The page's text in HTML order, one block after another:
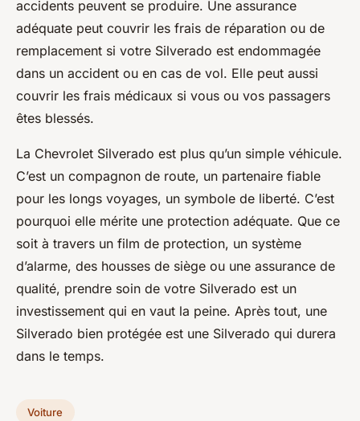
accidents peuvent se produire. Une assurance
adéquate peut couvrir les frais de réparation ou de
remplacement si votre Silverado est endommagée
dans un accident ou en cas de vol. Elle peut aussi
couvrir les frais médicaux si vous ou vos passagers
êtes blessés.
La Chevrolet Silverado est plus qu’un simple véhicule.
C’est un compagnon de route, un partenaire fiable
pour les longs voyages, un symbole de liberté. C’est
pourquoi elle mérite une protection adéquate. Que ce
soit à travers un film de protection, un système
d’alarme, des housses de siège ou une assurance de
qualité, prendre soin de votre Silverado est un
investissement qui en vaut la peine. Après tout, une
Silverado bien protégée est une Silverado qui durera
dans le temps.
Voiture